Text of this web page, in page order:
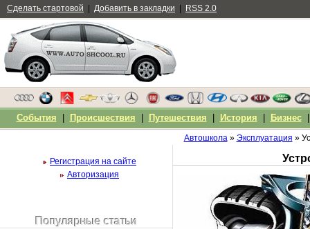
Автошкола» Эксплуатация »
Регистрация на сайте
Авторизация
Популярные статьи
Сделать стартовой Добавить в закладки RSS 2.0
События Происшествия Путешествия История Бизнес